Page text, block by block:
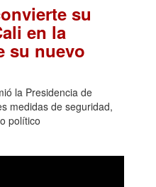
su
en la
su nuevo
la Presidencia de
medidas de seguridad,
político